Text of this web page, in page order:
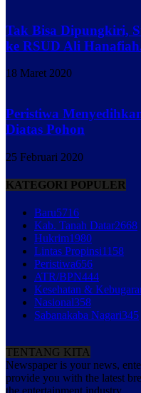
Tak Bisa Dipungkiri,
ke RSUD Ali
18 Maret 2020
Peristiwa
Diatas Pohon
25 Februari 2020
KATEGORI POPULER
Baru5716
Kab. Tanah Datar2668
Hukrim1980
Lintas Propinsi1158
Peristiwa656
ATR/BPN444
Kesehatan &
Nasional358
Sabanakaba Nagari345
TENTANG KITA
Newspaper is your news,
provide you with the latest